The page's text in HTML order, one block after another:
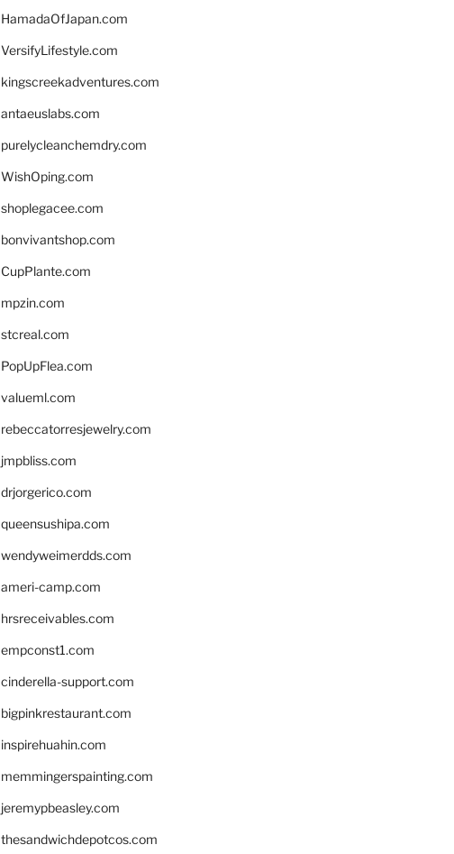
HamadaOfJapan.com
VersifyLifestyle.com
kingscreekadventures.com
antaeuslabs.com
purelycleanchemdry.com
WishOping.com
shoplegacee.com
bonvivantshop.com
CupPlante.com
mpzin.com
stcreal.com
PopUpFlea.com
valueml.com
rebeccatorresjewelry.com
jmpbliss.com
drjorgerico.com
queensushipa.com
wendyweimerdds.com
ameri-camp.com
hrsreceivables.com
empconst1.com
cinderella-support.com
bigpinkrestaurant.com
inspirehuahin.com
memmingerspainting.com
jeremypbeasley.com
thesandwichdepotcos.com